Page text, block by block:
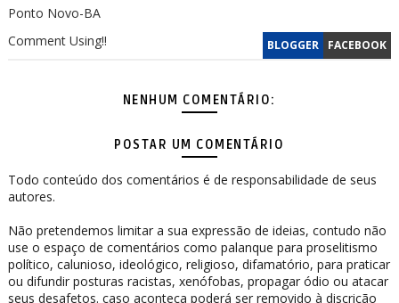
Ponto Novo-BA
BLOGGER FACEBOOK
Comment Using!!
NENHUM COMENTÁRIO:
POSTAR UM COMENTÁRIO
Todo conteúdo dos comentários é de responsabilidade de seus
autores.
Não pretendemos limitar a sua expressão de ideias, contudo não
use o espaço de comentários como palanque para proselitismo
político, calunioso, ideológico, religioso, difamatório, para praticar
ou difundir posturas racistas, xenófobas, propagar ódio ou atacar
seus desafetos. caso aconteça poderá ser removido à discrição